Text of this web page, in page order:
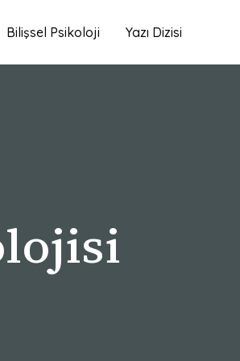
Bilişsel Psikoloji Yazı Dizisi